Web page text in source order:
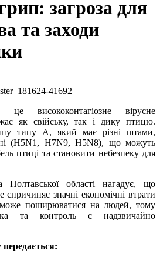
загроза для
та заходи
висококонтагіозне вірусне
як свійську, так і дику птицю.
типу A, який має різні штами,
(H5N1, H7N9, H5N8), що можуть
птиці та становити небезпеку для
Полтавської області нагадує, що
значні економічні втрати
поширюватися на людей, тому
та контроль є надзвичайно